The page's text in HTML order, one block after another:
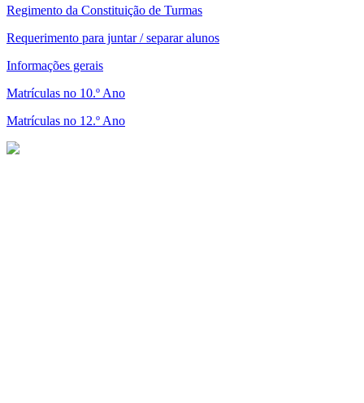
Regimento da Constituição de Turmas
Requerimento para juntar / separar alunos
Informações gerais
Matrículas no 10.º Ano
Matrículas no 12.º Ano